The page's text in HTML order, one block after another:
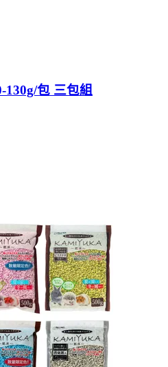
130g/包 三包組